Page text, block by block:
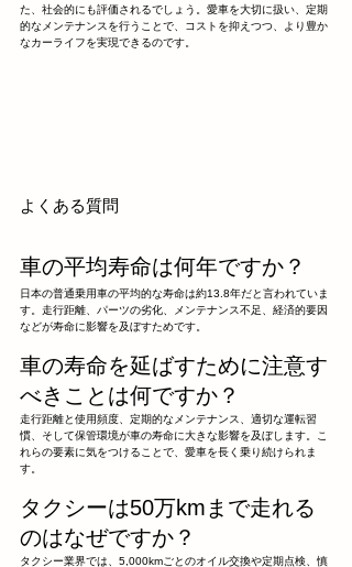
た、社会的にも評価されるでしょう。愛車を大切に扱い、定期
的なメンテナンスを行うことで、コストを抑えつつ、より豊か
なカーライフを実現できるのです。
よくある質問
車の平均寿命は何年ですか？
日本の普通乗用車の平均的な寿命は約13.8年だと言われていま
す。走行距離、パーツの劣化、メンテナンス不足、経済的要因
などが寿命に影響を及ぼすためです。
車の寿命を延ばすために注意す
べきことは何ですか？
走行距離と使用頻度、定期的なメンテナンス、適切な運転習
慣、そして保管環境が車の寿命に大きな影響を及ぼします。こ
れらの要素に気をつけることで、愛車を長く乗り続けられま
す。
タクシーは50万kmまで走れる
のはなぜですか？
タクシー業界では、5,000kmごとのオイル交換や定期点検、慎